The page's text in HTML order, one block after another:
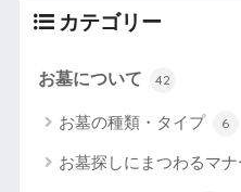
カテゴリー
お墓について 42
お墓の種類・タイプ 6
お墓探しにまつわるマ